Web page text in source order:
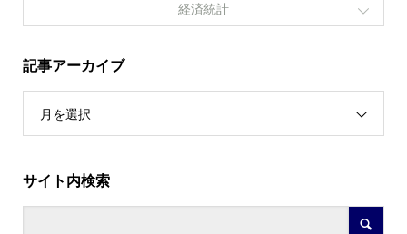
経済統計
記事アーカイブ
月を選択
サイト内検索